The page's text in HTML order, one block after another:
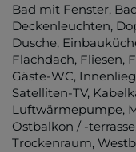
Bad mit Fenster
Deckenleuchten
Dusche
Flachdach Fliesen
Gäste-WC
Satelliten-TV
Luftwärmepumpe
Ostbalkon / -terrasse
Trockenraum